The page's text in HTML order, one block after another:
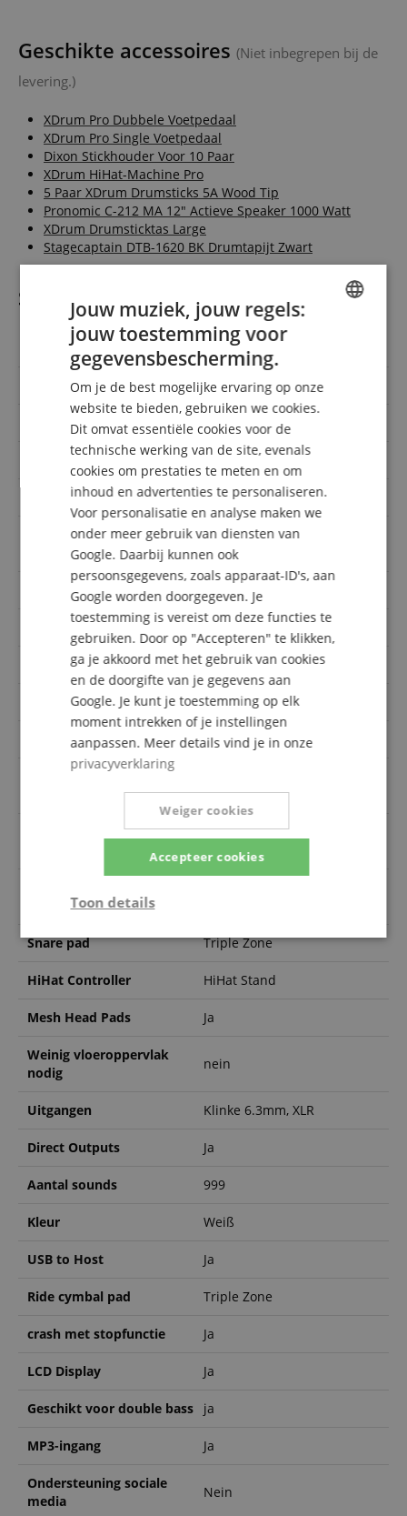
Geschikte accessoires (Niet inbegrepen bij de
levering.)
XDrum Pro Dubbele Voetpedaal
XDrum Pro Single Voetpedaal
Dixon Stickhouder Voor 10 Paar
XDrum HiHat-Machine Pro
5 Paar XDrum Drumsticks 5A Wood Tip
Pronomic C-212 MA 12" Actieve Speaker 1000 Watt
XDrum Drumsticktas Large
Stagecaptain DTB-1620 BK Drumtapijt Zwart
Specificaties
Artikelnummer 00104380
Snare pad diameter 12 Zoll
Sampling
USB-ingang Ja
Crash cymbal pad Triple Zone
Crash cymbal pad
diameter
16 Zoll, 17 Zoll, 18 Zoll, 8 Zoll
Tom pads Dual Zone
Kick/Bass Drum Pad Pad 16 Zoll
Midi in/out Ja
Toebehoren inbegrepen Nein
Ride cymbal pad diameter 18 Zoll
uitbreidbaar met
Tom pads diameter
10 Zoll, 11 Zoll, 12 Zoll, 13
Zoll, 8 Zoll
Snare pad Triple Zone
HiHat Controller HiHat Stand
Mesh Head Pads Ja
Weinig vloeroppervlak
nodig
nein
Uitgangen Klinke 6.3mm, XLR
Direct Outputs Ja
Aantal sounds 999
Kleur Weiß
USB to Host Ja
Ride cymbal pad Triple Zone
crash met stopfunctie Ja
LCD Display Ja
Geschikt voor double bass ja
MP3-ingang Ja
Ondersteuning sociale
media
Nein
SPANISH
Jouw muziek, jouw regels:
jouw toestemming voor
gegevensbescherming.
Om je de best mogelijke ervaring op onze
website te bieden, gebruiken we cookies.
Dit omvat essentiële cookies voor de
technische werking van de site, evenals
cookies om prestaties te meten en om
inhoud en advertenties te personaliseren.
Voor personalisatie en analyse maken we
onder meer gebruik van diensten van
Google. Daarbij kunnen ook
persoonsgegevens, zoals apparaat-ID's, aan
Google worden doorgegeven. Je
toestemming is vereist om deze functies te
gebruiken. Door op "Accepteren" te klikken,
ga je akkoord met het gebruik van cookies
en de doorgifte van je gegevens aan
Google. Je kunt je toestemming op elk
moment intrekken of je instellingen
aanpassen. Meer details vind je in onze
privacyverklaring
Accepteer cookies
Weiger cookies
Toon details
Strikt
Prestatie Gericht op
Functionaliteit
Functionaliteit
Niet-geclassificeerd
Strikt noodzakelijke cookies maken
gebruikersaanmelding en accountbeheer. Zonder
strikt noodzakelijke cookies kan de website niet
Domein
.kirstein.nl